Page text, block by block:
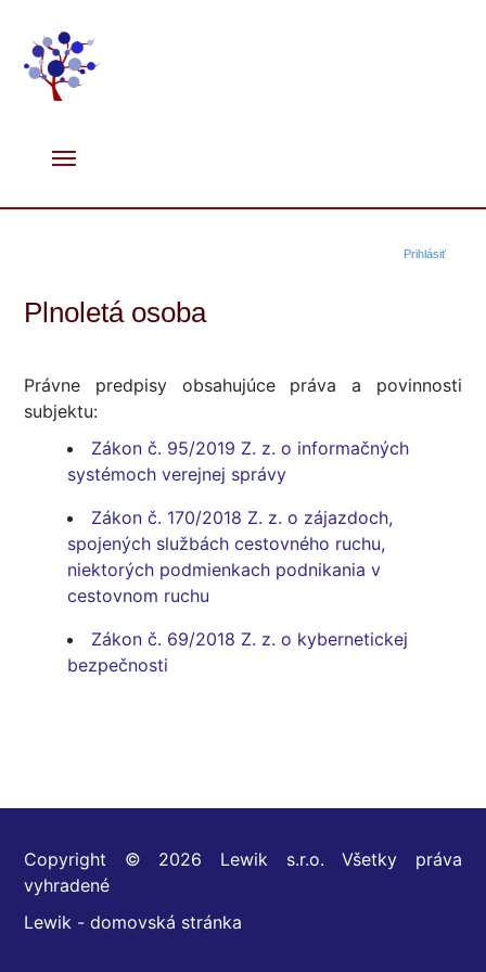
Prihlásiť
Plnoletá osoba
Právne predpisy obsahujúce práva a povinnosti
subjektu:
Zákon č. 95/2019 Z. z. o informačných
systémoch verejnej správy
Zákon č. 170/2018 Z. z. o zájazdoch,
spojených službách cestovného ruchu,
niektorých podmienkach podnikania v
cestovnom ruchu
Zákon č. 69/2018 Z. z. o kybernetickej
bezpečnosti
Copyright © 2026 Lewik s.r.o. Všetky práva
vyhradené
Lewik - domovská stránka